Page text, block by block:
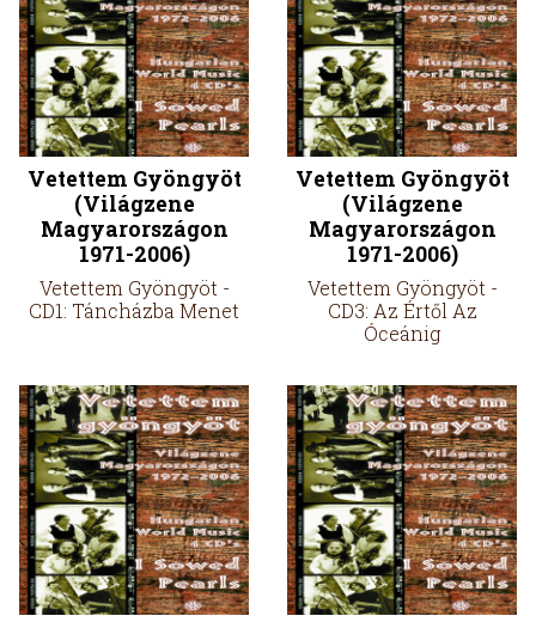
Vetettem Gyöngyöt
(Világzene
Magyarországon
1971-2006)
Vetettem Gyöngyöt -
CD1: Táncházba Menet
Vetettem Gyöngyöt
(Világzene
Magyarországon
1971-2006)
Vetettem Gyöngyöt -
CD3: Az Értől Az
Óceánig